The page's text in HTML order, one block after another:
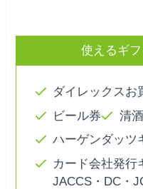
使えるギ
ダイレックスお
ビール券
清
ハーゲンダッツ
カード会社発行
JACCS・DC・